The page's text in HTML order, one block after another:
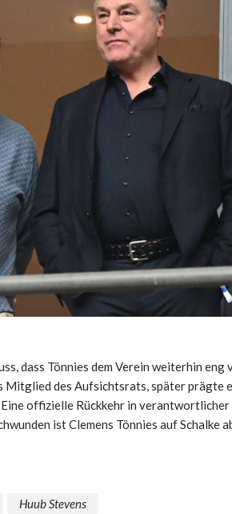
dass Tönnies dem Verein weiterhin eng
Mitglied des Aufsichtsrats, später prägte
offizielle Rückkehr in
ist Clemens Tönnies auf Schalke
Huub Stevens